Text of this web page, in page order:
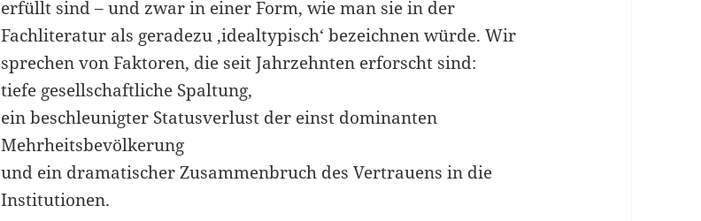
erfüllt sind – und zwar in einer Form, wie man sie in der
Fachliteratur als geradezu ‚idealtypisch‘ bezeichnen würde. Wir
sprechen von Faktoren, die seit Jahrzehnten erforscht sind:
tiefe gesellschaftliche Spaltung,
ein beschleunigter Statusverlust der einst dominanten
Mehrheitsbevölkerung
und ein dramatischer Zusammenbruch des Vertrauens in die
Institutionen.